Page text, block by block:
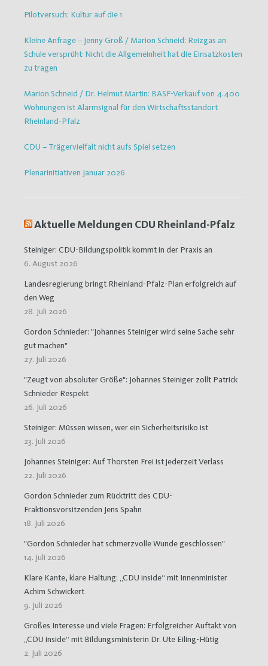
Pilotversuch: Kultur auf die 1
Kleine Anfrage – Jenny Groß / Marion Schneid: Reizgas an
Schule versprüht: Nicht die Allgemeinheit hat die Einsatzkosten
zu tragen
Marion Schneid / Dr. Helmut Martin: BASF-Verkauf von 4.400
Wohnungen ist Alarmsignal für den Wirtschaftsstandort
Rheinland-Pfalz
CDU – Trägervielfalt nicht aufs Spiel setzen
Plenarinitiativen Januar 2026
Aktuelle Meldungen CDU Rheinland-Pfalz
Steiniger: CDU-Bildungspolitik kommt in der Praxis an
6. August 2026
Landesregierung bringt Rheinland-Pfalz-Plan erfolgreich auf
den Weg
28. Juli 2026
Gordon Schnieder: "Johannes Steiniger wird seine Sache sehr
gut machen"
27. Juli 2026
"Zeugt von absoluter Größe": Johannes Steiniger zollt Patrick
Schnieder Respekt
26. Juli 2026
Steiniger: Müssen wissen, wer ein Sicherheitsrisiko ist
23. Juli 2026
Johannes Steiniger: Auf Thorsten Frei ist jederzeit Verlass
22. Juli 2026
Gordon Schnieder zum Rücktritt des CDU-
Fraktionsvorsitzenden Jens Spahn
18. Juli 2026
"Gordon Schnieder hat schmerzvolle Wunde geschlossen"
14. Juli 2026
Klare Kante, klare Haltung: „CDU inside“ mit Innenminister
Achim Schwickert
9. Juli 2026
Großes Interesse und viele Fragen: Erfolgreicher Auftakt von
„CDU inside“ mit Bildungsministerin Dr. Ute Eiling-Hütig
2. Juli 2026